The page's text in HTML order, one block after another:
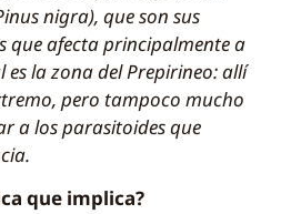
nigra), que son sus
que afecta principalmente a
la zona del Prepirineo: allí
pero tampoco mucho
a los parasitoides que
que implica?